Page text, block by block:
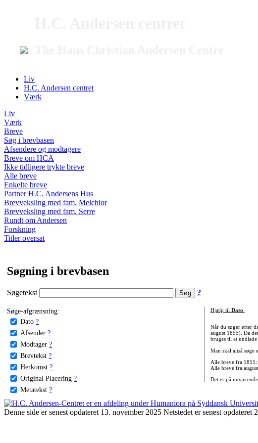
Liv
H.C. Andersen centret
Værk
Liv
Værk
Breve
Søg i brevbasen
Afsendere og modtagere
Breve om HCA
Ikke tidligere trykte breve
Alle breve
Enkelte breve
Partner H.C. Andersens Hus
Brevveksling med fam. Melchior
Brevveksling med fam. Serre
Rundt om Andersen
Forskning
Titler oversat
Søgning i brevbasen
Søgetekst ?
Søge-afgrænsning:
Dato ?
Afsender ?
Modtager ?
Brevtekst ?
Herkomst ?
Original Placering ?
Metatekst ?
Hjælp til Dato:
Når du søger efter
august 1855). Da
bruges til at undlade
Man skal altså søge
Alle breve fra 1855:
Alle breve fra
Det er på
Denne side er senest opdateret 13. november 2025 Netstedet er senest opdateret